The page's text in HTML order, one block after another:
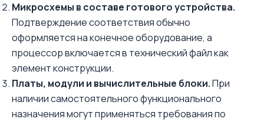
Микросхемы в составе готового устройства.
Подтверждение соответствия обычно
оформляется на конечное оборудование, а
процессор включается в технический файл как
элемент конструкции.
Платы, модули и вычислительные блоки.При
наличии самостоятельного функционального
назначения могут применяться требования по